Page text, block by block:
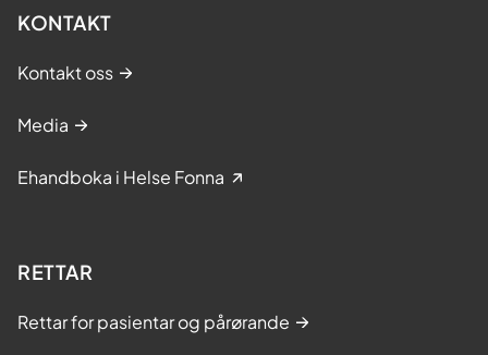
KONTAKT
Kontakt oss
Media
Ehandboka i Helse Fonna
RETTAR
Rettar for pasientar og pårørande